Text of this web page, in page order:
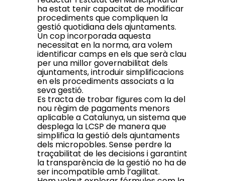
ha estat tenir capacitat de modificar
procediments que compliquen la
gestió quotidiana dels ajuntaments.
Un cop incorporada aquesta
necessitat en la norma, ara volem
identificar camps en els que serà clau
per una millor governabilitat dels
ajuntaments, introduir simplificacions
en els procediments associats a la
seva gestió.
Es tracta de trobar figures com la del
nou règim de pagaments menors
aplicable a Catalunya, un sistema que
desplega la LCSP de manera que
simplifica la gestió dels ajuntaments
dels micropobles. Sense perdre la
traçabilitat de les decisions i garantint
la transparència de la gestió no ha de
ser incompatible amb l’agilitat.